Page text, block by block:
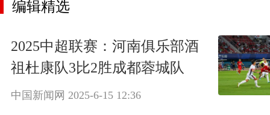
编辑精选
2025中超联赛：河南俱乐部酒
祖杜康队3比2胜成都蓉城队
中国新闻网 2025-6-15 12:36